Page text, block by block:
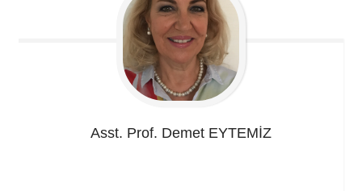
Asst. Prof. Demet EYTEMİZ